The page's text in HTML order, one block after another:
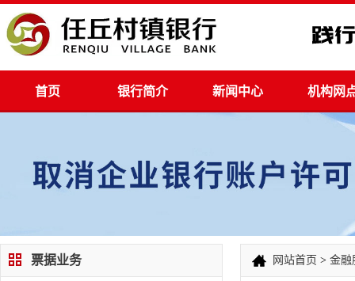
首页 银行简介 新闻中心 机构网
票据业务 网站首页 > 金融